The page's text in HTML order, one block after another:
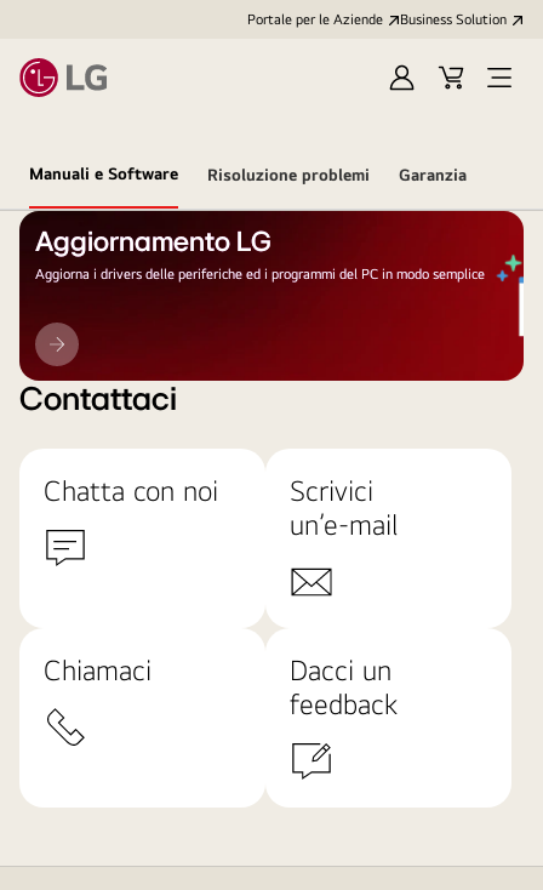
Portale per le Aziende Business Solution
AccediCart
Open
Manuali e Software Risoluzione problemi Garanzia
Aggiornamento LG
Aggiorna i drivers delle periferiche ed i programmi del PC in modo semplice
Aggiornamento
LG
Contattaci
Chatta con noi
Scrivici
un’e-mail
Chiamaci
Dacci un
feedback